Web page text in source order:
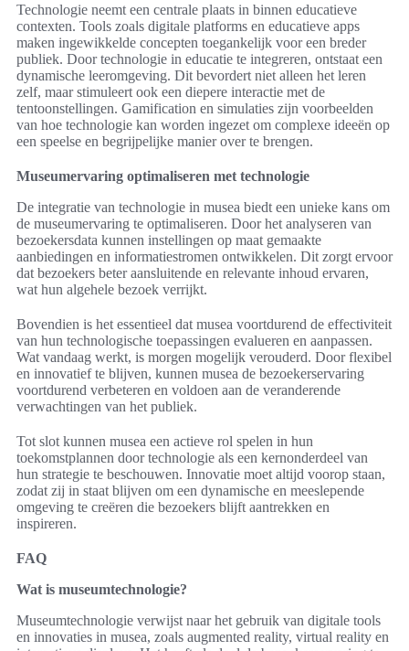
Technologie neemt een centrale plaats in binnen educatieve
contexten. Tools zoals digitale platforms en educatieve apps
maken ingewikkelde concepten toegankelijk voor een breder
publiek. Door technologie in educatie te integreren, ontstaat een
dynamische leeromgeving. Dit bevordert niet alleen het leren
zelf, maar stimuleert ook een diepere interactie met de
tentoonstellingen. Gamification en simulaties zijn voorbeelden
van hoe technologie kan worden ingezet om complexe ideeën op
een speelse en begrijpelijke manier over te brengen.
Museumervaring optimaliseren met technologie
De integratie van technologie in musea biedt een unieke kans om
de museumervaring te optimaliseren. Door het analyseren van
bezoekersdata kunnen instellingen op maat gemaakte
aanbiedingen en informatiestromen ontwikkelen. Dit zorgt ervoor
dat bezoekers beter aansluitende en relevante inhoud ervaren,
wat hun algehele bezoek verrijkt.
Bovendien is het essentieel dat musea voortdurend de effectiviteit
van hun technologische toepassingen evalueren en aanpassen.
Wat vandaag werkt, is morgen mogelijk verouderd. Door flexibel
en innovatief te blijven, kunnen musea de bezoekerservaring
voortdurend verbeteren en voldoen aan de veranderende
verwachtingen van het publiek.
Tot slot kunnen musea een actieve rol spelen in hun
toekomstplannen door technologie als een kernonderdeel van
hun strategie te beschouwen. Innovatie moet altijd voorop staan,
zodat zij in staat blijven om een dynamische en meeslepende
omgeving te creëren die bezoekers blijft aantrekken en
inspireren.
FAQ
Wat is museumtechnologie?
Museumtechnologie verwijst naar het gebruik van digitale tools
en innovaties in musea, zoals augmented reality, virtual reality en